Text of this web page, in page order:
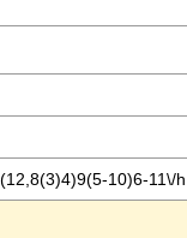
10)6-11\/